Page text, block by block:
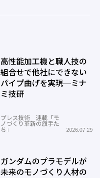
高性能加工機と職人技の
組合せで他社にできない
パイプ曲げを実現―ミナ
ミ技研
プレス技術 連載「モ
ノづくり革新の旗手た
ち」
2026.07.29
ガンダムのプラモデルが
未来のモノづくり人材の